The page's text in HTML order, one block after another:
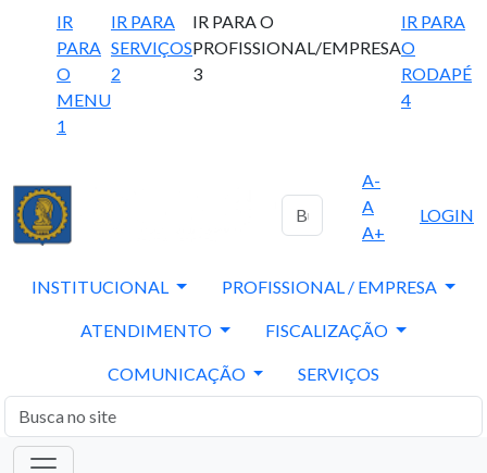
IR
PARA
O
MENU
1
IR PARA
SERVIÇOS
2
IR PARA O
PROFISSIONAL/EMPRESA
3
IR PARA
O
RODAPÉ
4
A-
A
A+
LOGIN
INSTITUCIONAL PROFISSIONAL / EMPRESA
ATENDIMENTO FISCALIZAÇÃO
COMUNICAÇÃO SERVIÇOS